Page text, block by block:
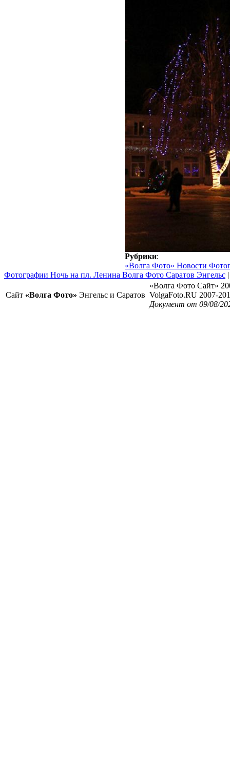
Рубрики:
«Волга Фото» Новости
Фотографии Ночь на пл. Ленина Волга Фото Саратов Энгельс
Сайт «Волга Фото» Энгельс и Саратов
«Волга Фото Сайт»
VolgaFoto.RU 2007-
Документ от 09/08/